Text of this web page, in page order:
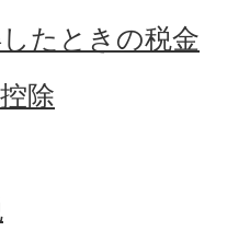
たときの税金
除